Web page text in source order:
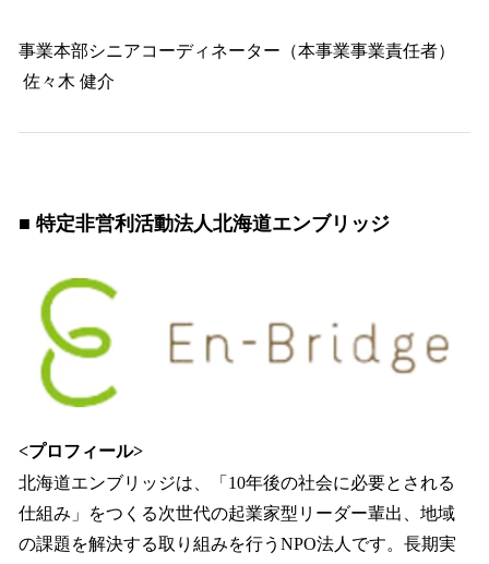
事業本部シニアコーディネーター（本事業事業責任者）
佐々木 健介
■ 特定非営利活動法人北海道エンブリッジ
<プロフィール>
北海道エンブリッジは、「10年後の社会に必要とされる
仕組み」をつくる次世代の起業家型リーダー輩出、地域
の課題を解決する取り組みを行うNPO法人です。長期実